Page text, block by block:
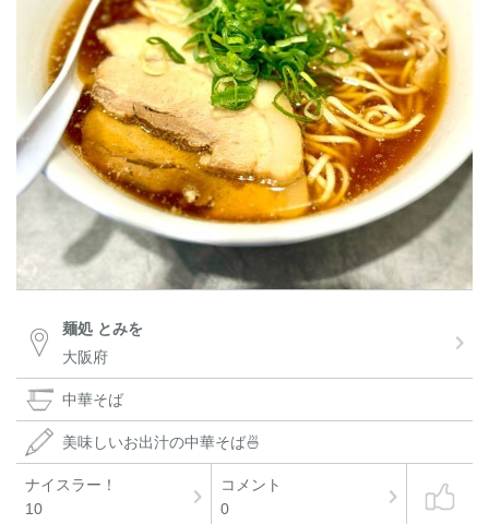
麺処 とみを
大阪府
中華そば
美味しいお出汁の中華そば🍜
ナイスラー！
10
コメント
0